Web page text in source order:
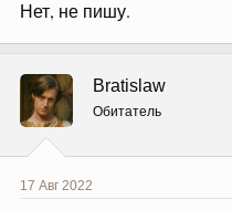
Нет, не пишу.
Bratislaw
Обитатель
17 Авг 2022